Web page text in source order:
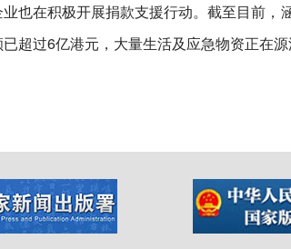
也在积极开展捐款支援行动。截至目前
超过6亿港元，大量生活及应急物资正在源